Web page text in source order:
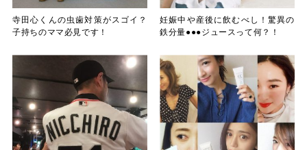
寺田心くんの虫歯対策がスゴイ？
子持ちのママ必見です！
妊娠中や産後に飲むべし！驚異の
鉄分量●●●ジュースって何？！